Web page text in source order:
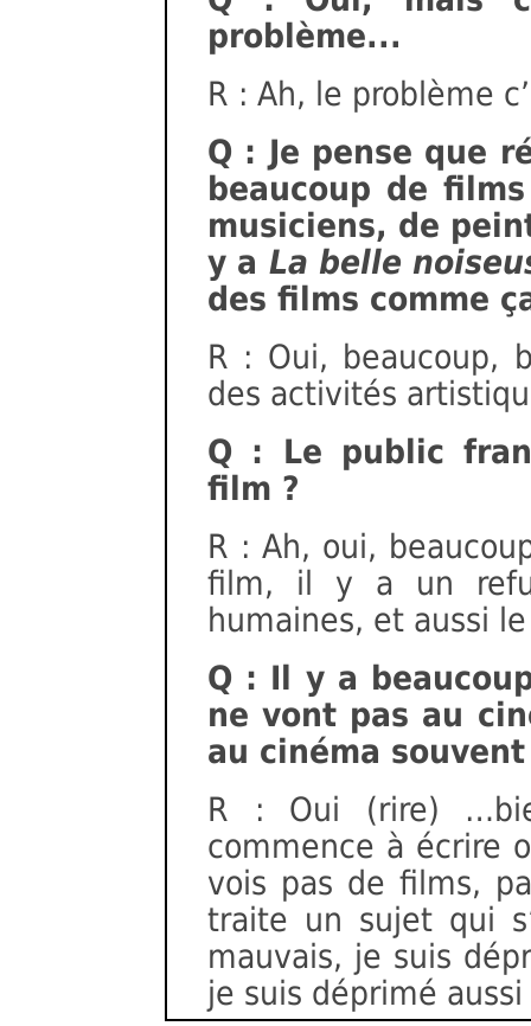
problème...
R : Ah, le problème
Q : Je pense que
beaucoup de
musiciens, de
y a La belle
des films comme
R : Oui, beaucoup,
des activités
Q : Le public
film ?
R : Ah, oui,
film, il y a un
humaines, et aussi
Q : Il y a
ne vont pas au
au cinéma souvent
R : Oui (rire)
commence à écrire
vois pas de films,
traite un sujet qui
mauvais, je suis
je suis déprimé